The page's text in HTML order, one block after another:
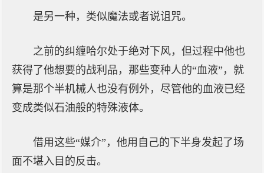
是另一种，类似魔法或者说诅咒。
之前的纠缠哈尔处于绝对下风，但过程中他也
获得了他想要的战利品，那些变种人的“血液”，就
算是那个半机械人也没有例外，尽管他的血液已经
变成类似石油般的特殊液体。
借用这些“媒介”，他用自己的下半身发起了场
面不堪入目的反击。